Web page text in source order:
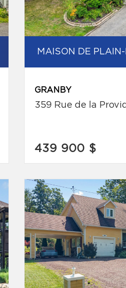
MAISON DE
GRANBY
359 Rue de la
439 900 $